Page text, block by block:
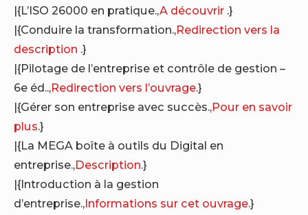
|{L’ISO 26000 en pratique.,A découvrir .}
|{Conduire la transformation.,Redirection vers la
description .}
|{Pilotage de l’entreprise et contrôle de gestion –
6e éd..,Redirection vers l’ouvrage.}
|{Gérer son entreprise avec succès.,Pour en savoir
plus.}
|{La MEGA boîte à outils du Digital en
entreprise.,Description.}
|{Introduction à la gestion
d’entreprise.,Informations sur cet ouvrage.}